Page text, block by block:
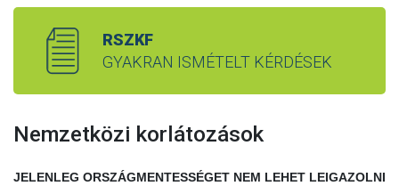
RSZKF
GYAKRAN ISMÉTELT KÉRDÉSEK
Nemzetközi korlátozások
JELENLEG ORSZÁGMENTESSÉGET NEM LEHET LEIGAZOLNI